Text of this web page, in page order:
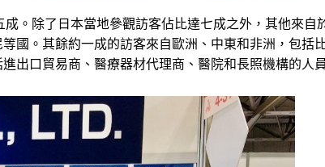
。除了日本當地參觀訪客佔比達七成之外，其他來自
國。其餘約一成的訪客來自歐洲、中東和非洲，包括
出口貿易商、醫療器材代理商、醫院和長照機構的人